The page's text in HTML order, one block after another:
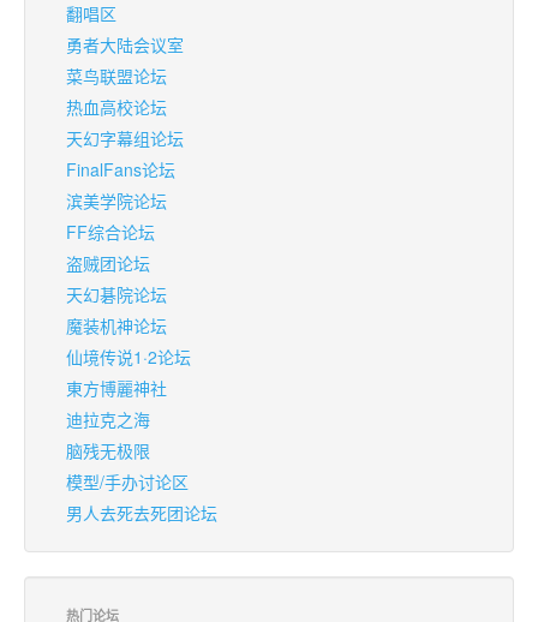
翻唱区
勇者大陆会议室
菜鸟联盟论坛
热血高校论坛
天幻字幕组论坛
FinalFans论坛
滨美学院论坛
FF综合论坛
盗贼团论坛
天幻碁院论坛
魔装机神论坛
仙境传说1·2论坛
東方博麗神社
迪拉克之海
脑残无极限
模型/手办讨论区
男人去死去死团论坛
热门论坛